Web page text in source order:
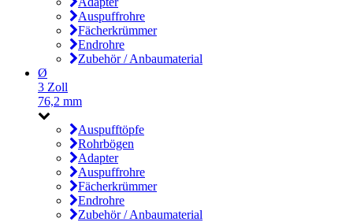
Auspuffrohre
Fächerkrümmer
Endrohre
Zubehör / Anbaumaterial
Ø
3 Zoll
76,2 mm
Auspufftöpfe
Rohrbögen
Adapter
Auspuffrohre
Fächerkrümmer
Endrohre
Zubehör / Anbaumaterial